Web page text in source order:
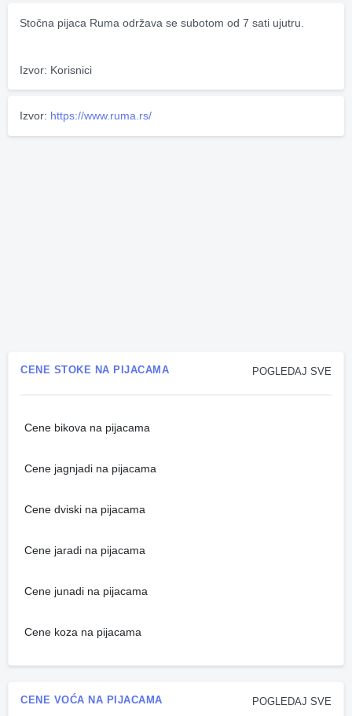
Stočna pijaca Ruma održava se subotom od 7 sati ujutru.
Izvor: Korisnici
Izvor: https://www.ruma.rs/
POGLEDAJ SVE
CENE STOKE NA PIJACAMA
Cene bikova na pijacama
Cene jagnjadi na pijacama
Cene dviski na pijacama
Cene jaradi na pijacama
Cene junadi na pijacama
Cene koza na pijacama
POGLEDAJ SVE
CENE VOĆA NA PIJACAMA